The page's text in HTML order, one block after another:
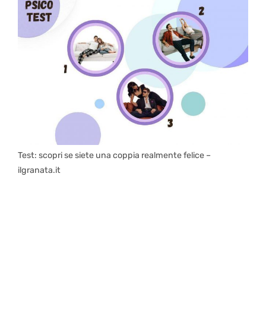
Test: scopri se siete una coppia realmente felice –
ilgranata.it